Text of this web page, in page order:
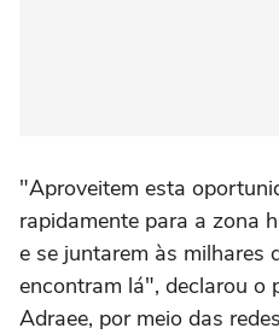
"Aproveitem esta
rapidamente para a zona
e se juntarem às milhares
encontram lá", declarou
Adraee, por meio das